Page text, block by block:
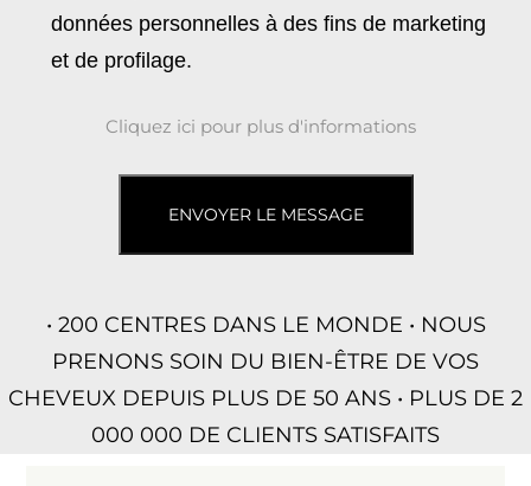
données personnelles à des fins de marketing
et de profilage.
Cliquez ici pour plus d'informations
ENVOYER LE MESSAGE
• 200 CENTRES DANS LE MONDE • NOUS
PRENONS SOIN DU BIEN-ÊTRE DE VOS
CHEVEUX DEPUIS PLUS DE 50 ANS • PLUS DE 2
000 000 DE CLIENTS SATISFAITS